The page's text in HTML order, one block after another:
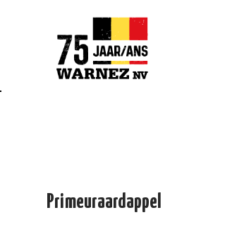
Primeuraardappel